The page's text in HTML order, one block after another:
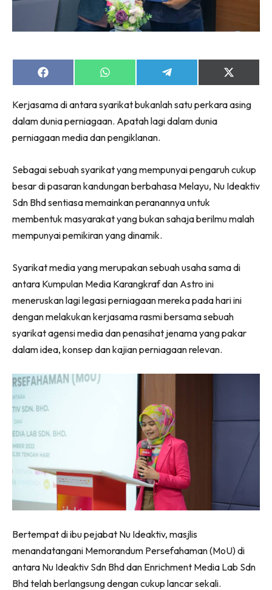
Share
on
Share
on
Share
on
Share
on
(Twitter)
Kerjasama di antara syarikat bukanlah satu perkara asing
dalam dunia perniagaan. Apatah lagi dalam dunia
perniagaan media dan pengiklanan.
Sebagai sebuah syarikat yang mempunyai pengaruh cukup
besar di pasaran kandungan berbahasa Melayu, Nu Ideaktiv
Sdn Bhd sentiasa memainkan peranannya untuk
membentuk masyarakat yang bukan sahaja berilmu malah
mempunyai pemikiran yang dinamik.
Syarikat media yang merupakan sebuah usaha sama di
antara Kumpulan Media Karangkraf dan Astro ini
meneruskan lagi legasi perniagaan mereka pada hari ini
dengan melakukan kerjasama rasmi bersama sebuah
syarikat agensi media dan penasihat jenama yang pakar
dalam idea, konsep dan kajian perniagaan relevan.
Bertempat di ibu pejabat Nu Ideaktiv, masjlis
menandatangani Memorandum Persefahaman (MoU) di
antara Nu Ideaktiv Sdn Bhd dan Enrichment Media Lab Sdn
Bhd telah berlangsung dengan cukup lancar sekali.